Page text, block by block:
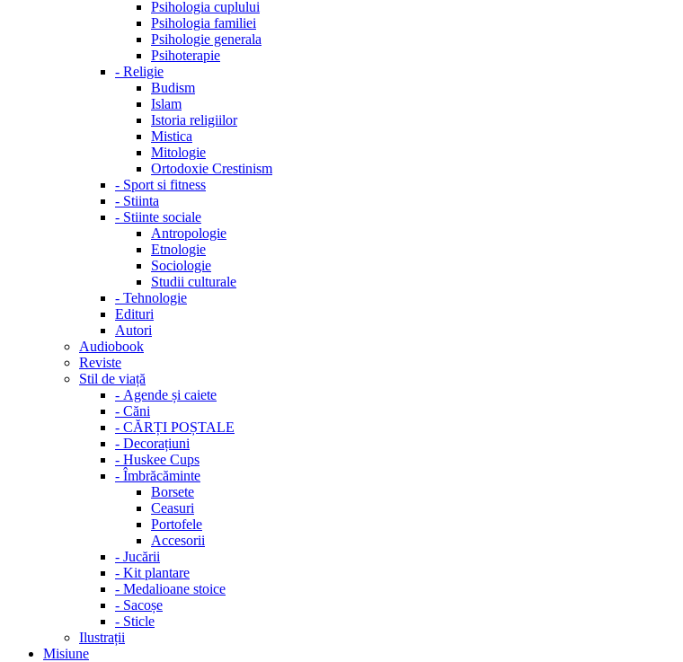
Psihologia cuplului
Psihologia familiei
Psihologie generala
Psihoterapie
- Religie
Budism
Islam
Istoria religiilor
Mistica
Mitologie
Ortodoxie Crestinism
- Sport si fitness
- Stiinta
- Stiinte sociale
Antropologie
Etnologie
Sociologie
Studii culturale
- Tehnologie
Edituri
Autori
Audiobook
Reviste
Stil de viață
- Agende și caiete
- Căni
- CĂRȚI POȘTALE
- Decorațiuni
- Huskee Cups
- Îmbrăcăminte
Borsete
Ceasuri
Portofele
Accesorii
- Jucării
- Kit plantare
- Medalioane stoice
- Sacoșe
- Sticle
Ilustrații
Misiune